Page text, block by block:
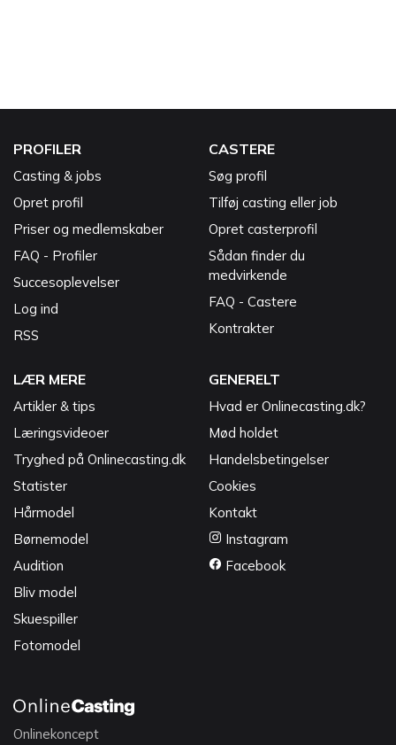
PROFILER
Casting & jobs
Opret profil
Priser og medlemskaber
FAQ - Profiler
Succesoplevelser
Log ind
RSS
CASTERE
Søg profil
Tilføj casting eller job
Opret casterprofil
Sådan finder du
medvirkende
FAQ - Castere
Kontrakter
LÆR MERE
Artikler & tips
Læringsvideoer
Tryghed på Onlinecasting.dk
Statister
Hårmodel
Børnemodel
Audition
Bliv model
Skuespiller
Fotomodel
GENERELT
Hvad er Onlinecasting.dk?
Mød holdet
Handelsbetingelser
Cookies
Kontakt
Instagram
Facebook
Onlinekoncept